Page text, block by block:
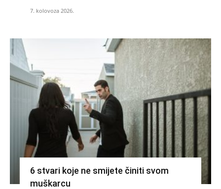
7. kolovoza 2026.
6 stvari koje ne smijete činiti svom
muškarcu